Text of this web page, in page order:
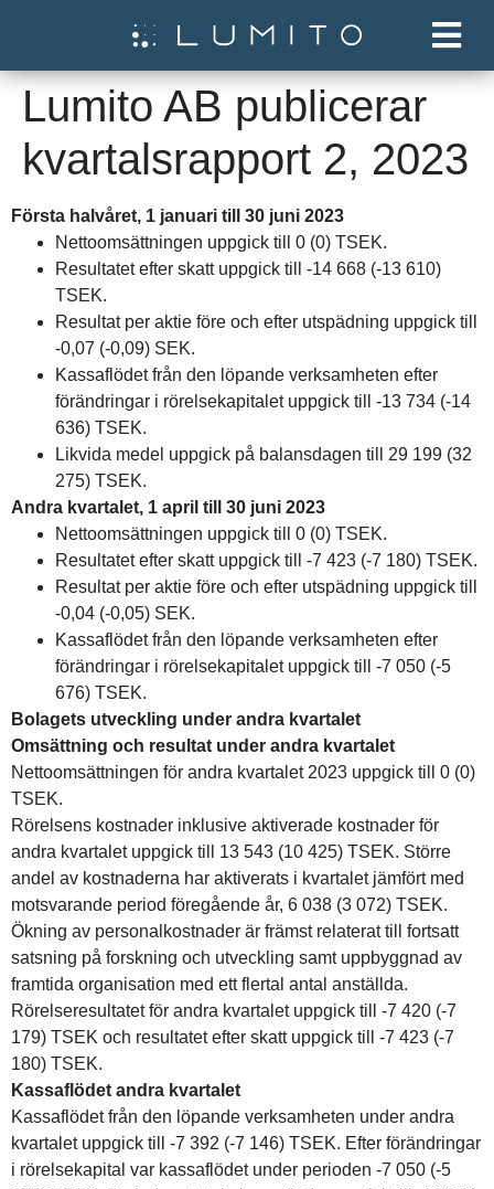
Lumito AB publicerar
kvartalsrapport 2, 2023
Första halvåret, 1 januari till 30 juni 2023
Nettoomsättningen uppgick till 0 (0) TSEK.
Resultatet efter skatt uppgick till -14 668 (-13 610)
TSEK.
Resultat per aktie före och efter utspädning uppgick till
-0,07 (-0,09) SEK.
Kassaflödet från den löpande verksamheten efter
förändringar i rörelsekapitalet uppgick till -13 734 (-14
636) TSEK.
Likvida medel uppgick på balansdagen till 29 199 (32
275) TSEK.
Andra kvartalet, 1 april till 30 juni 2023
Nettoomsättningen uppgick till 0 (0) TSEK.
Resultatet efter skatt uppgick till -7 423 (-7 180) TSEK.
Resultat per aktie före och efter utspädning uppgick till
-0,04 (-0,05) SEK.
Kassaflödet från den löpande verksamheten efter
förändringar i rörelsekapitalet uppgick till -7 050 (-5
676) TSEK.
Bolagets utveckling under andra kvartalet
Omsättning och resultat under andra kvartalet
Nettoomsättningen för andra kvartalet 2023 uppgick till 0 (0)
TSEK.
Rörelsens kostnader inklusive aktiverade kostnader för
andra kvartalet uppgick till 13 543 (10 425) TSEK. Större
andel av kostnaderna har aktiverats i kvartalet jämfört med
motsvarande period föregående år, 6 038 (3 072) TSEK.
Ökning av personalkostnader är främst relaterat till fortsatt
satsning på forskning och utveckling samt uppbyggnad av
framtida organisation med ett flertal antal anställda.
Rörelseresultatet för andra kvartalet uppgick till -7 420 (-7
179) TSEK och resultatet efter skatt uppgick till -7 423 (-7
180) TSEK.
Kassaflödet andra kvartalet
Kassaflödet från den löpande verksamheten under andra
kvartalet uppgick till -7 392 (-7 146) TSEK. Efter förändringar
i rörelsekapital var kassaflödet under perioden -7 050 (-5